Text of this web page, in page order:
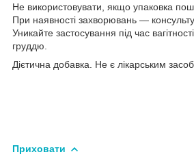
Не використовувати, якщо упаковка
При наявності захворювань —
Уникайте застосування під час
груддю.
Дієтична добавка. Не є лікарським
Приховати